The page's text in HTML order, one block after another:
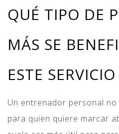
QUÉ TIPO DE
MÁS SE
ESTE SERVICIO
Un entrenador personal
para quien quiere marcar